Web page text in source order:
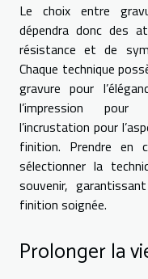
Le choix entre
dépendra donc des
résistance et de
Chaque technique
gravure pour
l’impression pour
l’incrustation pour
finition. Prendre en
sélectionner la
souvenir,
finition soignée.
Prolonger la